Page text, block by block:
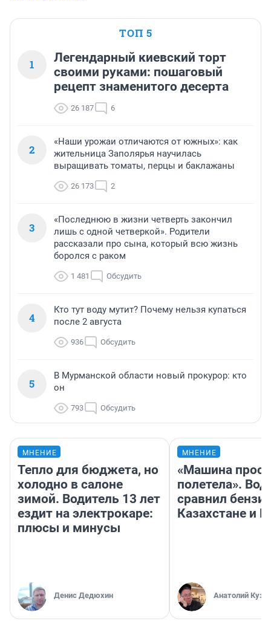
ТОП 5
1
Легендарный киевский торт
своими руками: пошаговый
рецепт знаменитого десерта
26 187 6
2
«Наши урожаи отличаются от южных»: как
жительница Заполярья научилась
выращивать томаты, перцы и баклажаны
26 173 2
3
«Последнюю в жизни четверть закончил
лишь с одной четверкой». Родители
рассказали про сына, который всю жизнь
боролся с раком
1 481 Обсудить
4
Кто тут воду мутит? Почему нельзя купаться
после 2 августа
936 Обсудить
5
В Мурманской области новый прокурор: кто
он
793 Обсудить
МНЕНИЕ
Тепло для бюджета, но
холодно в салоне
зимой. Водитель 13 лет
ездит на электрокаре:
плюсы и минусы
Денис Дедюхин
МНЕНИЕ
«Машина
полетела».
сравнил
Казахстане и
Анатолий